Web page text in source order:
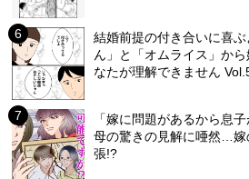
結婚前提の付き合いに喜
ん」と「オムライス」か
なたが理解できません Vol.5
「嫁に問題があるから息
母の驚きの見解に唖然…嫁
張!?